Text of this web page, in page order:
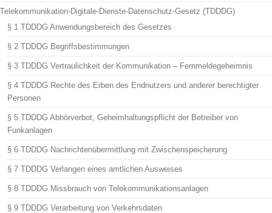
Telekommunikation-Digitale-Dienste-Datenschutz-Gesetz (TDDDG)
§ 1 TDDDG Anwendungsbereich des Gesetzes
§ 2 TDDDG Begriffsbestimmungen
§ 3 TDDDG Vertraulichkeit der Kommunikation – Fernmeldegeheimnis
§ 4 TDDDG Rechte des Erben des Endnutzers und anderer berechtigter
Personen
§ 5 TDDDG Abhörverbot, Geheimhaltungspflicht der Betreiber von
Funkanlagen
§ 6 TDDDG Nachrichtenübermittlung mit Zwischenspeicherung
§ 7 TDDDG Verlangen eines amtlichen Ausweises
§ 8 TDDDG Missbrauch von Telekommunikationsanlagen
§ 9 TDDDG Verarbeitung von Verkehrsdaten